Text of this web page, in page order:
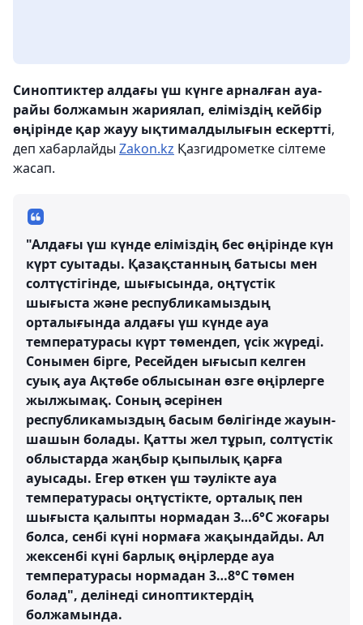
Синоптиктер алдағы үш күнге арналған ауа-
райы болжамын жариялап, еліміздің кейбір
өңірінде қар жауу ықтималдылығын ескертті,
деп хабарлайды Zakon.kz Қазгидрометке сілтеме
жасап.
"Алдағы үш күнде еліміздің бес өңірінде күн
күрт суытады. Қазақстанның батысы мен
солтүстігінде, шығысында, оңтүстік
шығыста және республикамыздың
орталығында алдағы үш күнде ауа
температурасы күрт төмендеп, үсік жүреді.
Сонымен бірге, Ресейден ығысып келген
суық ауа Ақтөбе облысынан өзге өңірлерге
жылжымақ. Соның әсерінен
республикамыздың басым бөлігінде жауын-
шашын болады. Қатты жел тұрып, солтүстік
облыстарда жаңбыр қыпылық қарға
ауысады. Егер өткен үш тәулікте ауа
температурасы оңтүстікте, орталық пен
шығыста қалыпты нормадан 3…6°С жоғары
болса, сенбі күні нормаға жақындайды. Ал
жексенбі күні барлық өңірлерде ауа
температурасы нормадан 3…8°С төмен
болад", делінеді синоптиктердің
болжамында.